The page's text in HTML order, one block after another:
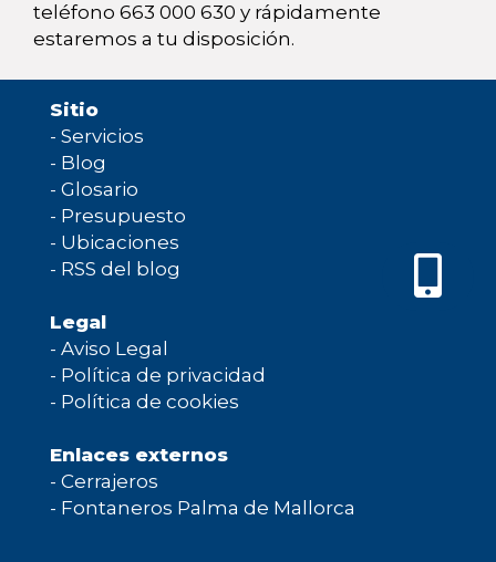
teléfono 663 000 630 y rápidamente
estaremos a tu disposición.
Sitio
- Servicios
- Blog
- Glosario
- Presupuesto
- Ubicaciones
- RSS del blog
Legal
- Aviso Legal
- Política de privacidad
- Política de cookies
Enlaces externos
- Cerrajeros
- Fontaneros Palma de Mallorca